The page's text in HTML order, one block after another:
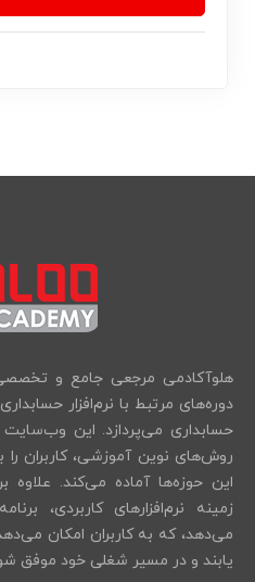
هلوآکادمی مرجعی جامع و
حسابداری می‌پردازد. این
روش‌های نوین آموزشی، کاربران
این حوزه‌ها آماده می‌کند. علاوه
زمینه نرم‌افزارهای کاربردی،
می‌دهد، که به کاربران امکان
یابند و در مسیر شغلی خود موفق